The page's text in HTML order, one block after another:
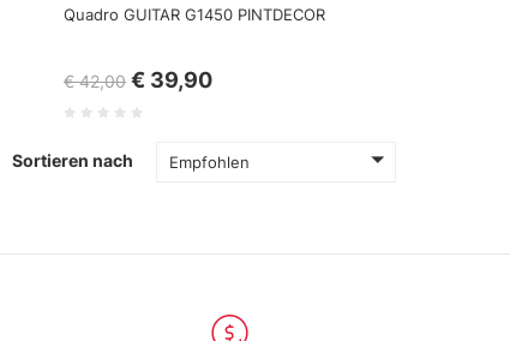
Quadro GUITAR G1450 PINTDECOR
€ 42,00 € 39,90
Sortieren nach Empfohlen